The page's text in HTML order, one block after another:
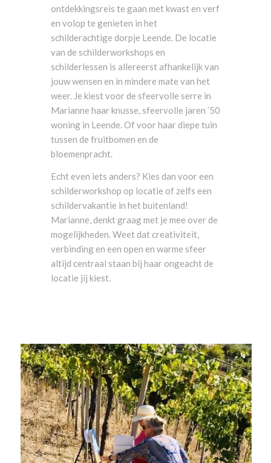
ontdekkingsreis te gaan met kwast en verf
en volop te genieten in het
schilderachtige dorpje Leende. De locatie
van de schilderworkshops en
schilderlessen is allereerst afhankelijk van
jouw wensen en in mindere mate van het
weer. Je kiest voor de sfeervolle serre in
Marianne haar knusse, sfeervolle jaren ’50
woning in Leende. Of voor haar diepe tuin
tussen de fruitbomen en de
bloemenpracht.
Echt even iets anders? Kies dan voor een
schilderworkshop op locatie of zelfs een
schildervakantie in het buitenland!
Marianne, denkt graag met je mee over de
mogelijkheden. Weet dat creativiteit,
verbinding en een open en warme sfeer
altijd centraal staan bij haar ongeacht de
locatie jij kiest.